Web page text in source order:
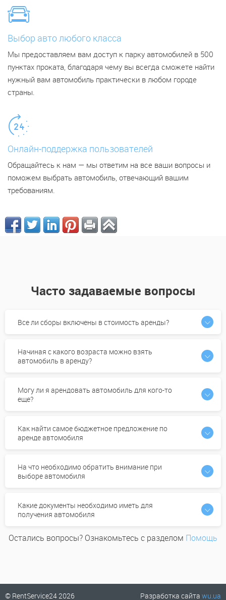
Выбор авто любого класса
Мы предоставляем вам доступ к парку автомобилей в 500
пунктах проката, благодаря чему вы всегда сможете найти
нужный вам автомобиль практически в любом городе
страны.
Онлайн-поддержка пользователей
Обращайтесь к нам — мы ответим на все ваши вопросы и
поможем выбрать автомобиль, отвечающий вашим
требованиям.
Часто задаваемые вопросы
Все ли сборы включены в стоимость аренды?
Начиная с какого возраста можно взять
автомобиль в аренду?
Могу ли я арендовать автомобиль для кого-то
еще?
Как найти самое бюджетное предложение по
аренде автомобиля
На что необходимо обратить внимание при
выборе автомобиля
Какие документы необходимо иметь для
получения автомобиля
Остались вопросы? Ознакомьтесь с разделом Помощь
© RentService24 2026 Разработка сайта wu.ua